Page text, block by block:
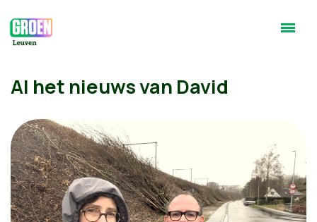
Al het nieuws van David